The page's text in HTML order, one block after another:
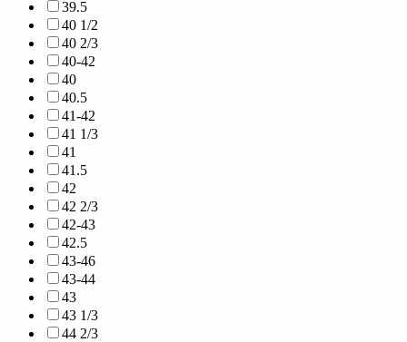
39.5
40 1/2
40 2/3
40-42
40
40.5
41-42
41 1/3
41
41.5
42
42 2/3
42-43
42.5
43-46
43-44
43
43 1/3
44 2/3